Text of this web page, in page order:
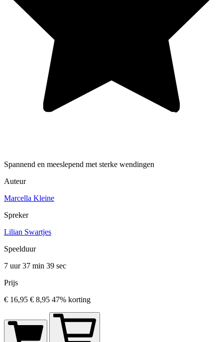
Spannend en meeslepend met sterke wendingen
Auteur
Marcella Kleine
Spreker
Lilian Swartjes
Speelduur
7 uur 37 min 39 sec
Prijs
€ 16,95 € 8,95 47% korting